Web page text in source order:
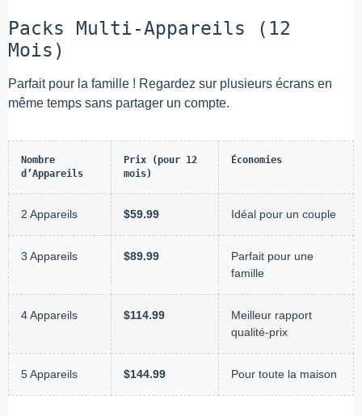
Packs Multi-Appareils (12
Mois)
Parfait pour la famille ! Regardez sur plusieurs écrans en
même temps sans partager un compte.
Nombre
d’Appareils
Prix (pour 12
mois)
Économies
2 Appareils $59.99 Idéal pour un couple
3 Appareils $89.99
Parfait pour une
famille
4 Appareils $114.99
Meilleur rapport
qualité-prix
5 Appareils $144.99 Pour toute la maison